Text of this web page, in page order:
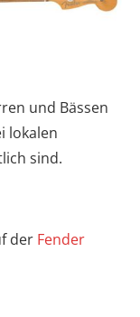
und Bässen
lokalen
sind.
der Fender